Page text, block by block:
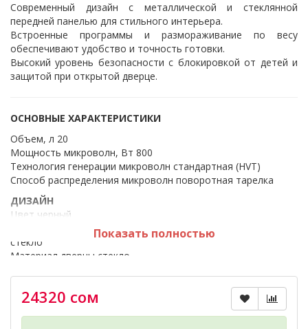
Современный дизайн с металлической и стеклянной
передней панелью для стильного интерьера.
Встроенные программы и размораживание по весу
обеспечивают удобство и точность готовки.
Высокий уровень безопасности с блокировкой от детей и
защитой при открытой дверце.
ОСНОВНЫЕ ХАРАКТЕРИСТИКИ
Объем, л 20
Мощность микроволн, Вт 800
Технология генерации микроволн стандартная (HVT)
Способ распределения микроволн поворотная тарелка
ДИЗАЙН
Цвет черный
Материал передней панели/ панели управления металл +
стекло
Материал дверцы стекло
Дверца открывается влево
Показать полностью
24320 сом